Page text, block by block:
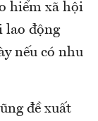
hiểm xã hội
lao động
nếu có nhu
đề xuất